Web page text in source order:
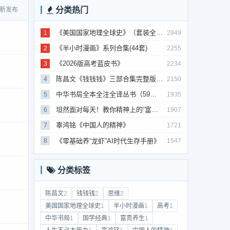
发布 分类热门
1 《美国国家地理全球史》（套装全10册） 2949
2 《半小时漫画》系列合集(44套) 2255
3 《2026版高考蓝皮书》 2234
4 陈昌文《钱钱钱》三部合集完整版（非出版书籍） 2150
5 中华书局全本全注全译丛书（59套国学经典） 1935
6 坦然面对每天！教你精神上的“富贵养生”！埃克哈特·托利（Eckhart Tolle）《人生不必太用力》 1907
7 辜鸿铭《中国人的精神》 1721
8 《零基础养“龙虾”AI时代生存手册》 1547
分类标签
陈昌文2 钱钱钱2 思维2
美国国家地理全球史1 半小时漫画1 高考1
中华书局1 国学经典1 富贵养生1